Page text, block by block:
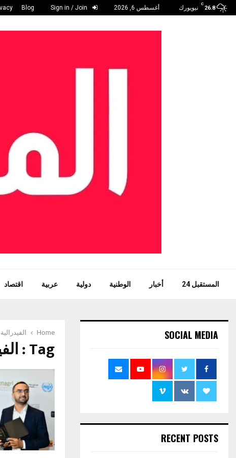
26.8
C
نيويورك أغسطس 6, 2026 Blog
المستقبل 24 أخبار الوطنية دولية عربية اقتصاد
Home
Tag : الفيدرالية الوطنية للصناعات الغذائية
SOCIAL MEDIA
RECENT POSTS